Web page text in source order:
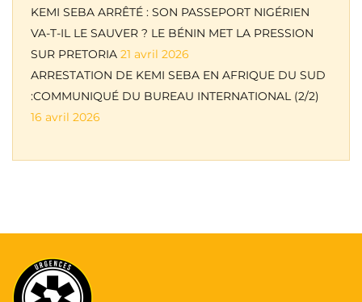
KEMI SEBA ARRÊTÉ : SON PASSEPORT NIGÉRIEN
VA-T-IL LE SAUVER ? LE BÉNIN MET LA PRESSION
SUR PRETORIA 21 avril 2026
ARRESTATION DE KEMI SEBA EN AFRIQUE DU SUD
:COMMUNIQUÉ DU BUREAU INTERNATIONAL (2/2)
16 avril 2026